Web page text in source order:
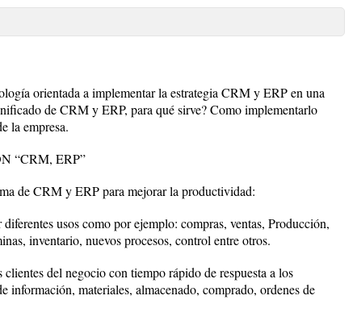
orientada a implementar la estrategia CRM y ERP en una
de CRM y ERP, para qué sirve? Como implementarlo
la empresa.
“CRM, ERP”
de CRM y ERP para mejorar la productividad:
usos como por ejemplo: compras, ventas, Producción,
inventario, nuevos procesos, control entre otros.
del negocio con tiempo rápido de respuesta a los
información, materiales, almacenado, comprado, ordenes de